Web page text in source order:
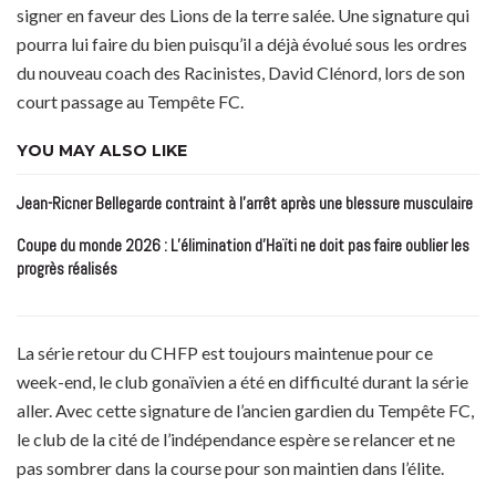
signer en faveur des Lions de la terre salée. Une signature qui
pourra lui faire du bien puisqu’il a déjà évolué sous les ordres
du nouveau coach des Racinistes, David Clénord, lors de son
court passage au Tempête FC.
YOU MAY ALSO LIKE
Jean-Ricner Bellegarde contraint à l’arrêt après une blessure musculaire
Coupe du monde 2026 : L’élimination d’Haïti ne doit pas faire oublier les
progrès réalisés
La série retour du CHFP est toujours maintenue pour ce
week-end, le club gonaïvien a été en difficulté durant la série
aller. Avec cette signature de l’ancien gardien du Tempête FC,
le club de la cité de l’indépendance espère se relancer et ne
pas sombrer dans la course pour son maintien dans l’élite.